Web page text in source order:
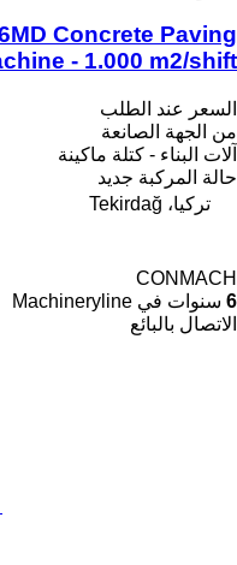
Concrete Paving
- 1.000 m2/shift
السعر عند الطلب
من الجهة الصانعة
آلات البناء - كتلة ماكينة
حالة المركبة جديد
تركيا، Tekirdağ
CONMACH
6 سنوات في Machineryline
الاتصال بالبائع